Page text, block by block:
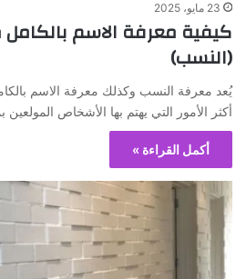
23 مايو، 2025
كيفية معرفة الاسم
(النسب)
يُعد معرفة النسب وكذلك معرفة الاسم
أكثر الأمور التي يهتم بها الأشخاص
أكمل القراءة »